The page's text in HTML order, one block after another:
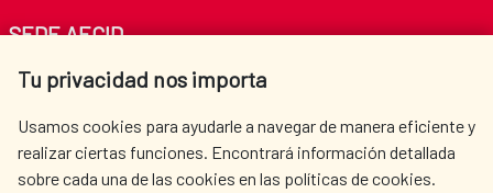
Tu privacidad nos importa
Usamos cookies para ayudarle a navegar de manera eficiente y
realizar ciertas funciones. Encontrará información detallada
sobre cada una de las cookies en las políticas de cookies.
SEDE AECID
Av. Reyes Católicos 4 - 28040 Madrid
centro.informacion@aecid.es